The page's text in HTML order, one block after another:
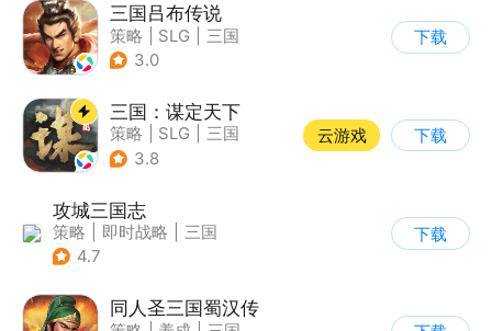
三国吕布传说
策略 SLG
三国
| 剧情
3.0
下载
三国：谋定天下
策略 SLG
三国
| 中国风
3.8
云游戏 下载
攻城三国志
策略 即时战略
三国
| 千人同屏
4.7
下载
同人圣三国蜀汉传